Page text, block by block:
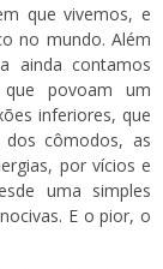
que vivemos, e
no mundo. Além
ainda contamos
povoam um
inferiores, que
dos cômodos, as
por vícios e
uma simples
E o pior, o